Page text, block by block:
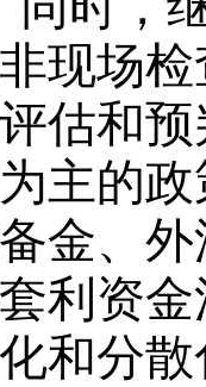
现场
估和
主的
金、
利资
和分